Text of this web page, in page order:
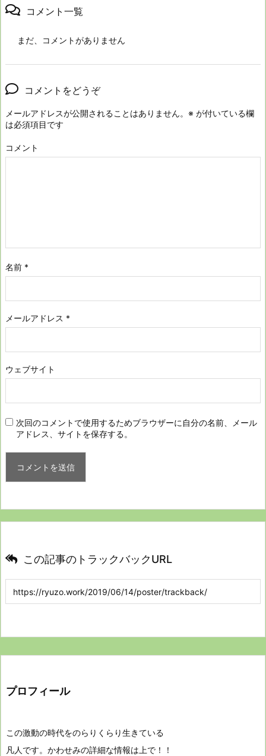
コメント一覧
まだ、コメントがありません
コメントをどうぞ
メールアドレスが公開されることはありません。 ※ が付いている欄
は必須項目です
コメント
名前 *
メールアドレス *
ウェブサイト
次回のコメントで使用するためブラウザーに自分の名前、メール
アドレス、サイトを保存する。
この記事のトラックバックURL
プロフィール
この激動の時代をのらりくらり生きている
凡人です。かわせみの詳細な情報は上で！！